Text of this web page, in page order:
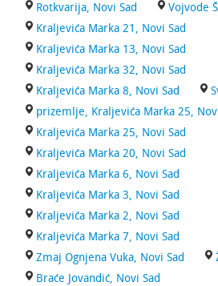
Rotkvarija, Novi Sad
Vojvode
Kraljevića Marka 21, Novi Sad
Kraljevića Marka 13, Novi Sad
Kraljevića Marka 32, Novi Sad
Kraljevića Marka 8, Novi Sad
prizemlje, Kraljevića Marka 25,
Kraljevića Marka 25, Novi Sad
Kraljevića Marka 20, Novi Sad
Kraljevića Marka 6, Novi Sad
Kraljevića Marka 3, Novi Sad
Kraljevića Marka 2, Novi Sad
Kraljevića Marka 7, Novi Sad
Zmaj Ognjena Vuka, Novi Sad
Braće Jovandić, Novi Sad